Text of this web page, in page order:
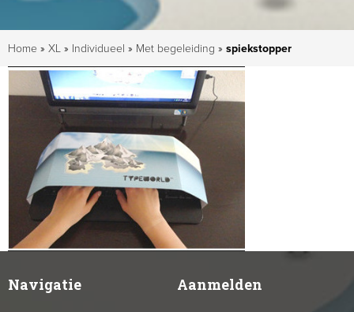
Home » XL » Individueel » Met begeleiding » spiekstopper
Navigatie Aanmelden